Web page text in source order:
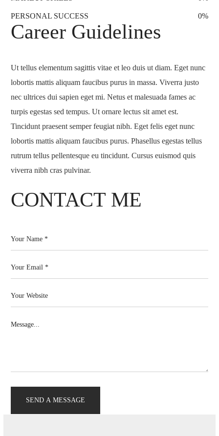
PERSONAL SUCCESS 0%
Career Guidelines
Ut tellus elementum sagittis vitae et leo duis ut diam. Eget nunc
lobortis mattis aliquam faucibus purus in massa. Viverra justo
nec ultrices dui sapien eget mi. Netus et malesuada fames ac
turpis egestas sed tempus. Ut ornare lectus sit amet est.
Tincidunt praesent semper feugiat nibh. Eget felis eget nunc
lobortis mattis aliquam faucibus purus. Phasellus egestas tellus
rutrum tellus pellentesque eu tincidunt. Cursus euismod quis
viverra nibh cras pulvinar.
CONTACT ME